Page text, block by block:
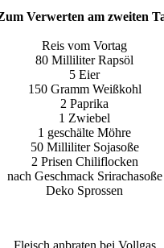
Verwerten am zweiten
Reis vom Vortag
80 Milliliter Rapsöl
5 Eier
150 Gramm Weißkohl
2 Paprika
1 Zwiebel
1 geschälte Möhre
50 Milliliter Sojasoße
2 Prisen Chiliflocken
nach Geschmack Srirachasoße
Deko Sprossen